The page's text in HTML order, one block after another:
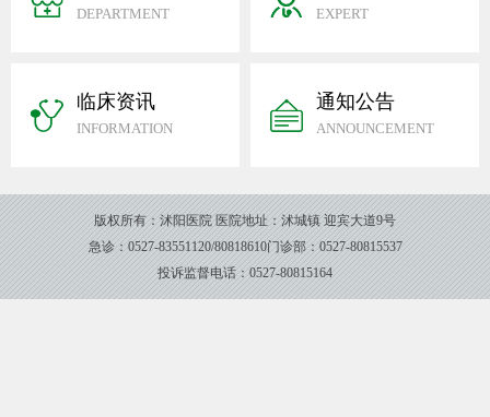
DEPARTMENT EXPERT
临床资讯
INFORMATION
通知公告
ANNOUNCEMENT
版权所有：沭阳医院 医院地址：沭城镇 迎宾大道9号
急诊：0527-83551120/80818610门诊部：0527-80815537
投诉监督电话：0527-80815164